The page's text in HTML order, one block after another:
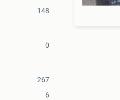
148
0
267
6